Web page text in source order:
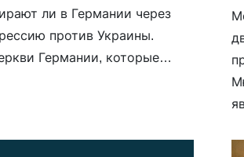
ли в Германии через
против Украины.
Германии, которые